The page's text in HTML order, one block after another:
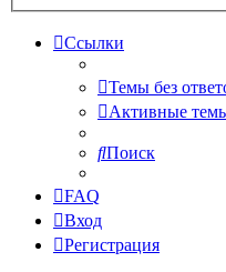
Ссылки
Темы без
Активные
Поиск
FAQ
Вход
Регистрация